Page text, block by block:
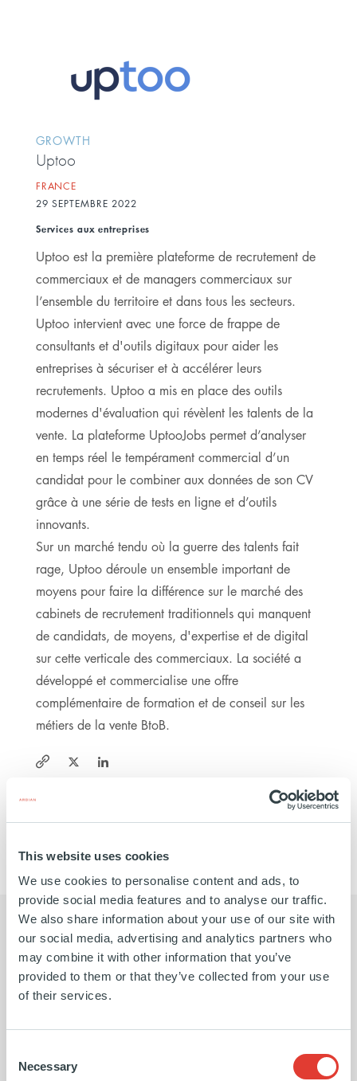
This website uses cookies
We use cookies to personalise content and ads, to
provide social media features and to analyse our traffic.
We also share information about your use of our site with
our social media, advertising and analytics partners who
may combine it with other information that you’ve
provided to them or that they’ve collected from your use
of their services.
Selection
Necessary
GROWTH
Uptoo
FRANCE
29 SEPTEMBRE 2022
Services aux entreprises
Uptoo est la première plateforme de recrutement de
commerciaux et de managers commerciaux sur
l’ensemble du territoire et dans tous les secteurs.
Uptoo intervient avec une force de frappe de
consultants et d'outils digitaux pour aider les
entreprises à sécuriser et à accélérer leurs
recrutements. Uptoo a mis en place des outils
modernes d'évaluation qui révèlent les talents de la
vente. La plateforme UptooJobs permet d’analyser
en temps réel le tempérament commercial d’un
candidat pour le combiner aux données de son CV
grâce à une série de tests en ligne et d’outils
innovants.
Sur un marché tendu où la guerre des talents fait
rage, Uptoo déroule un ensemble important de
moyens pour faire la différence sur le marché des
cabinets de recrutement traditionnels qui manquent
de candidats, de moyens, d'expertise et de digital
sur cette verticale des commerciaux. La société a
développé et commercialise une offre
complémentaire de formation et de conseil sur les
métiers de la vente BtoB.
EN SAVOIR PLUS
Nous avons eu de nombreuses
Cet
une